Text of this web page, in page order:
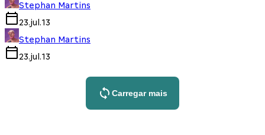
Stephan Martins
23.jul.13
Stephan Martins
23.jul.13
Carregar mais